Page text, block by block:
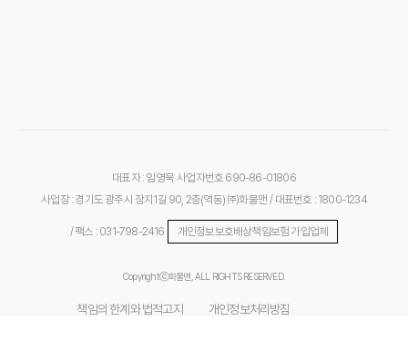
대표자 : 임영묵 사업자번호 690-86-01806
사업장 : 경기도 광주시 장지1길 90, 2층(역동) ㈜화물맨 / 대표번호 : 1800-1234
/ 팩스 : 031-798-2416 개인정보보호배상책임보험 가입업체
Copyrightⓒ화물맨, ALL RIGHTS RESERVED.
책임의 한계와 법적고지
개인정보처리방침